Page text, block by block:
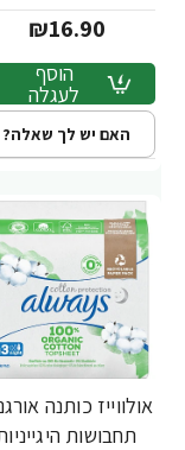
₪16.90
הוסף
לעגלה
האם יש לך שאלה?
אולווייז כותנה
תחבושות